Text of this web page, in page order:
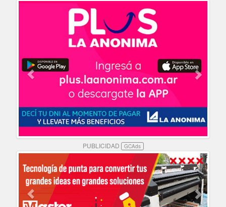
PUBLICIDAD GCAds